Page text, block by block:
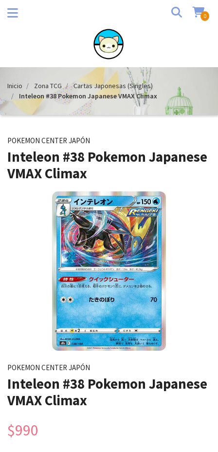
0
Inicio Zona TCG
Cartas Japonesas (Singles)
Inteleon #38 Pokemon Japanese VMAX Climax
POKEMON CENTER JAPÓN
Inteleon #38 Pokemon Japanese
VMAX Climax
POKEMON CENTER JAPÓN
Inteleon #38 Pokemon Japanese
VMAX Climax
$990